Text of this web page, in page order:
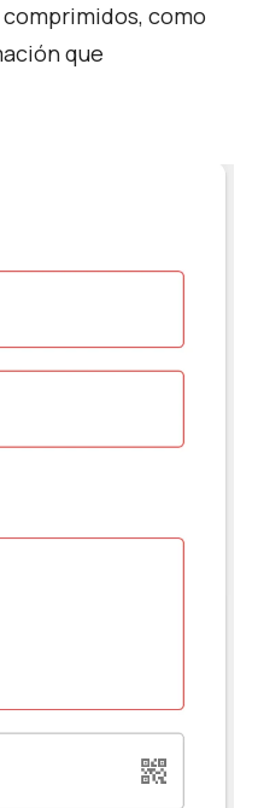
como
que